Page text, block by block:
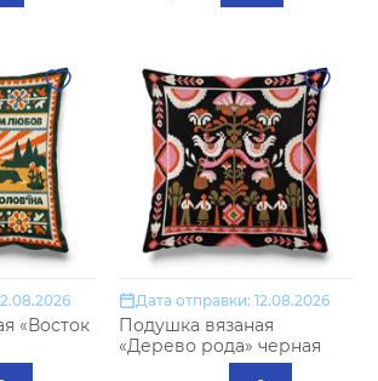
«Восток
Дата отправки: 12.08.2026
Подушка вязаная
«Дерево рода» черная